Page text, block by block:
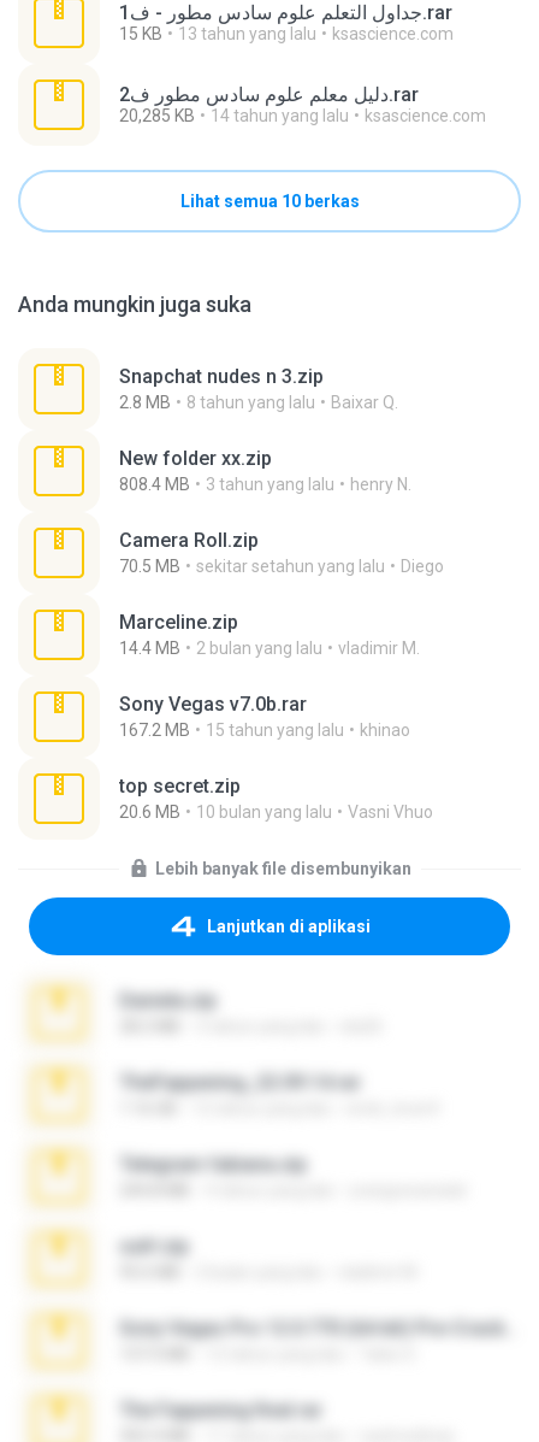
جداول التعلم علوم سادس مطور - ف1.rar
15 KB 13 tahun yang lalu ksascience.com
دليل معلم علوم سادس مطور ف2.rar
20,285 KB 14 tahun yang lalu ksascience.com
Lihat semua 10 berkas
Anda mungkin juga suka
Snapchat nudes n 3.zip
2.8 MB 8 tahun yang lalu Baixar Q.
New folder xx.zip
808.4 MB 3 tahun yang lalu henry N.
Camera Roll.zip
70.5 MB sekitar setahun yang lalu Diego
Marceline.zip
14.4 MB 2 bulan yang lalu vladimir M.
Sony Vegas v7.0b.rar
167.2 MB 15 tahun yang lalu khinao
top secret.zip
20.6 MB 10 bulan yang lalu Vasni Vhuo
Lebih banyak file disembunyikan
Lanjutkan di aplikasi
Daniela.zip
TheFappening_22.09.14.rar
Telegram fabiana.zip
ouh!.zip
The Fappening final.rar